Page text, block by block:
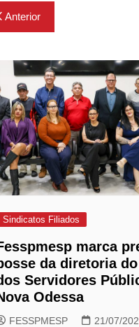
Anterior
Sindicatos Filiados
marca
da diretoria
Servidores
Odessa
FESSPMESP 21/07/